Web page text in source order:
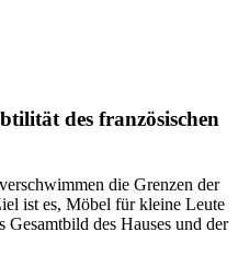
des französischen
die Grenzen der
ist es, Möbel für kleine Leute
des Hauses und der